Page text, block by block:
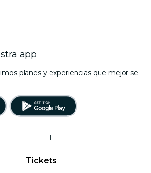
Tickets
app
planes y experiencias que mejor se
|